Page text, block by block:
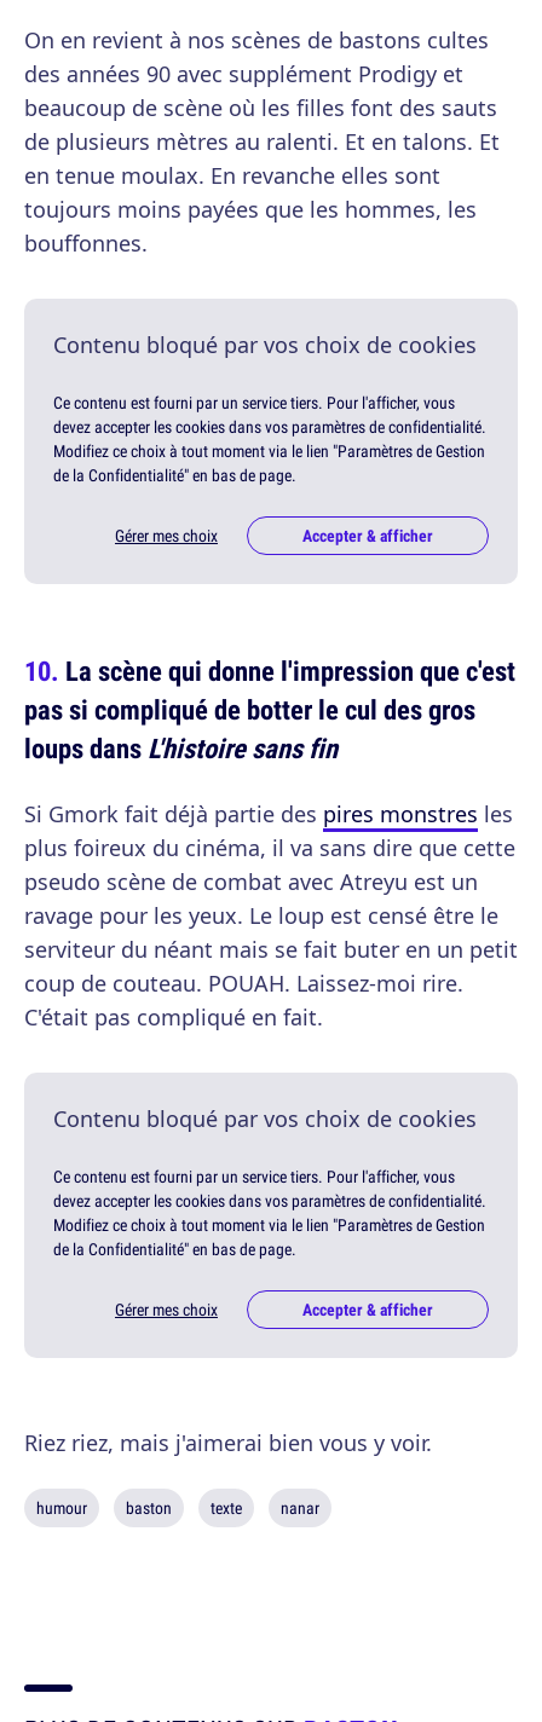
On en revient à nos scènes de bastons cultes
des années 90 avec supplément Prodigy et
beaucoup de scène où les filles font des sauts
de plusieurs mètres au ralenti. Et en talons. Et
en tenue moulax. En revanche elles sont
toujours moins payées que les hommes, les
bouffonnes.
Contenu bloqué par vos choix de cookies
Ce contenu est fourni par un service tiers. Pour l'afficher, vous
devez accepter les cookies dans vos paramètres de confidentialité.
Modifiez ce choix à tout moment via le lien "Paramètres de Gestion
de la Confidentialité" en bas de page.
Gérer mes choix Accepter & afficher
La scène qui donne l'impression que c'est
pas si compliqué de botter le cul des gros
loups dansL'histoire sans fin
Si Gmork fait déjà partie des pires monstres les
plus foireux du cinéma, il va sans dire que cette
pseudo scène de combat avec Atreyu est un
ravage pour les yeux. Le loup est censé être le
serviteur du néant mais se fait buter en un petit
coup de couteau. POUAH. Laissez-moi rire.
C'était pas compliqué en fait.
Contenu bloqué par vos choix de cookies
Ce contenu est fourni par un service tiers. Pour l'afficher, vous
devez accepter les cookies dans vos paramètres de confidentialité.
Modifiez ce choix à tout moment via le lien "Paramètres de Gestion
de la Confidentialité" en bas de page.
Gérer mes choix Accepter & afficher
Riez riez, mais j'aimerai bien vous y voir.
humour baston texte nanar